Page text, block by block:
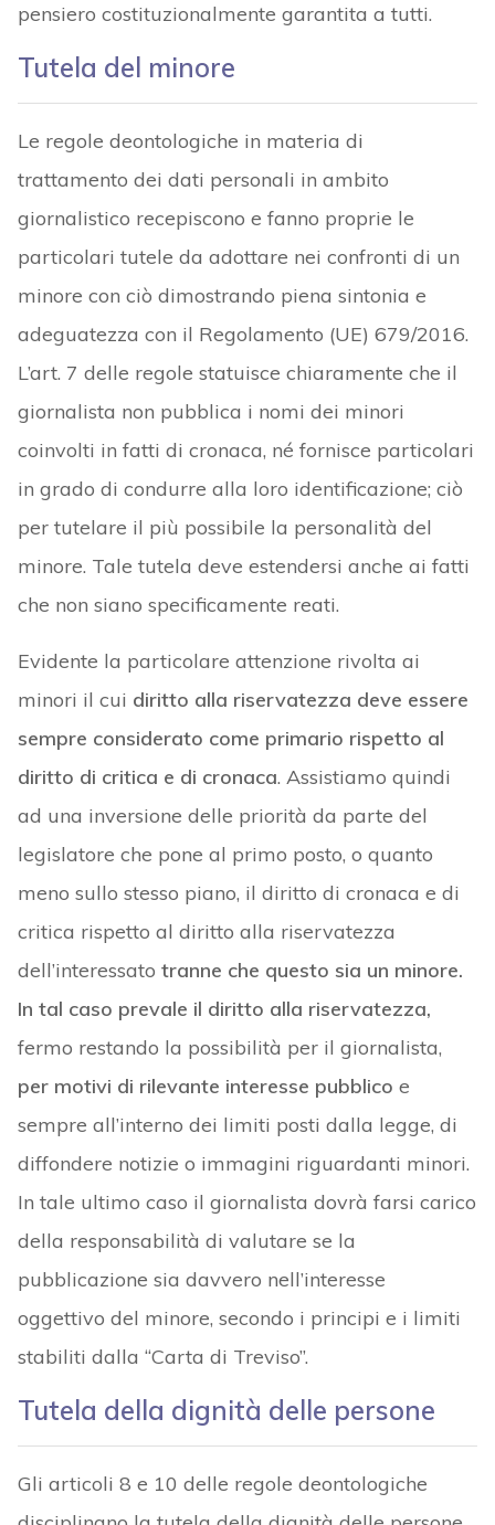
pensiero costituzionalmente garantita a tutti.
Tutela del minore
Le regole deontologiche in materia di
trattamento dei dati personali in ambito
giornalistico recepiscono e fanno proprie le
particolari tutele da adottare nei confronti di un
minore con ciò dimostrando piena sintonia e
adeguatezza con il Regolamento (UE) 679/2016.
L’art. 7 delle regole statuisce chiaramente che il
giornalista non pubblica i nomi dei minori
coinvolti in fatti di cronaca, né fornisce particolari
in grado di condurre alla loro identificazione; ciò
per tutelare il più possibile la personalità del
minore. Tale tutela deve estendersi anche ai fatti
che non siano specificamente reati.
Evidente la particolare attenzione rivolta ai
minori il cui diritto alla riservatezza deve essere
sempre considerato come primario rispetto al
diritto di critica e di cronaca. Assistiamo quindi
ad una inversione delle priorità da parte del
legislatore che pone al primo posto, o quanto
meno sullo stesso piano, il diritto di cronaca e di
critica rispetto al diritto alla riservatezza
dell’interessato tranne che questo sia un minore.
In tal caso prevale il diritto alla riservatezza,
fermo restando la possibilità per il giornalista,
per motivi di rilevante interesse pubblico e
sempre all’interno dei limiti posti dalla legge, di
diffondere notizie o immagini riguardanti minori.
In tale ultimo caso il giornalista dovrà farsi carico
della responsabilità di valutare se la
pubblicazione sia davvero nell’interesse
oggettivo del minore, secondo i principi e i limiti
stabiliti dalla “Carta di Treviso”.
Tutela della dignità delle persone
Gli articoli 8 e 10 delle regole deontologiche